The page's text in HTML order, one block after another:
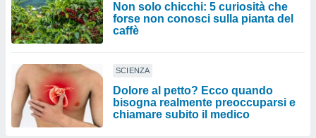
Non solo chicchi: 5 curiosità che
forse non conosci sulla pianta del
caffè
SCIENZA
Dolore al petto? Ecco quando
bisogna realmente preoccuparsi e
chiamare subito il medico